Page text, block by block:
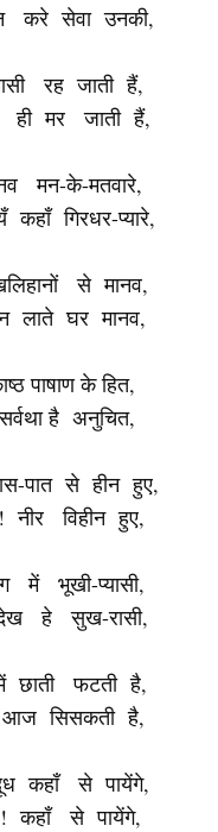
करे सेवा उनकी,
रह जाती हैं,
ही मर जाती हैं,
मन-के-मतवारे,
गिरधर-प्यारे,
से मानव,
लाते घर मानव,
पाषाण के हित,
है अनुचित,
पात से हीन हुए,
नीर विहीन हुए,
भूखी-प्यासी,
हे सुख-रासी,
फटती है,
आज सिसकती है,
कहाँ से पायेंगे,
! कहाँ से पायेंगे,